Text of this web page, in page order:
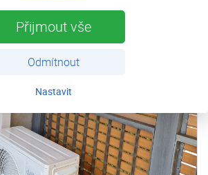
Přijmout vše
Odmítnout
Nastavit